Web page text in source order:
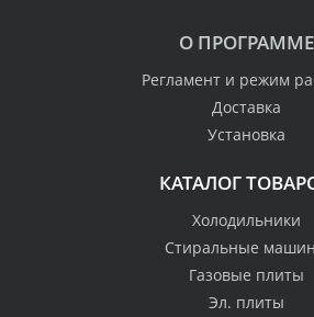
О ПРОГРАММЕ
Регламент и режим
Доставка
Установка
КАТАЛОГ
Холодильники
Стиральные
Газовые плиты
Эл. плиты